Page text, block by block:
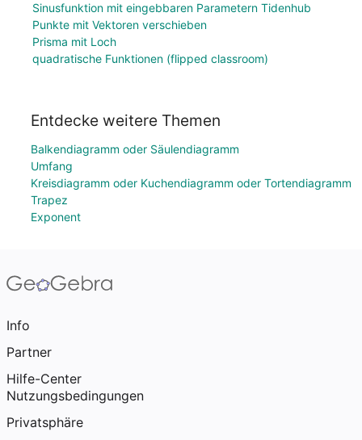
Sinusfunktion mit eingebbaren Parametern Tidenhub
Punkte mit Vektoren verschieben
Prisma mit Loch
quadratische Funktionen (flipped classroom)
Entdecke weitere Themen
Balkendiagramm oder Säulendiagramm
Umfang
Kreisdiagramm oder Kuchendiagramm oder Tortendiagramm
Trapez
Exponent
Info
Partner
Hilfe-Center
Nutzungsbedingungen
Privatsphäre